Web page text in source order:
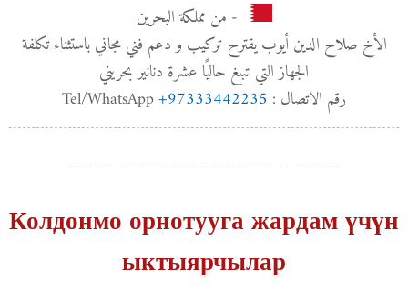
- من مملكة البحرين
الأخ صلاح الدين أيوب يقترح تركيب و دعم فني مجاني باستثناء تكلفة
الجهاز التي تبلغ حاليًا عشرة دنانير بحريني
رقم الاتصال : Tel/WhatsApp +97333442235
Колдонмо орнотууга жардам үчүн
ыктыярчылар